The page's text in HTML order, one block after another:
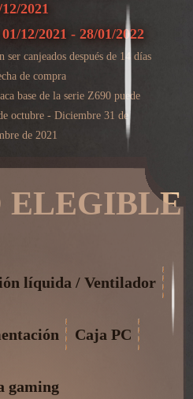
2021
12/2021 - 28/01/2022
ser canjeados después de 14 días
de compra
base de la serie Z690 puede
octubre - Diciembre 31 de
de 2021
ELEGIBLE
líquida / Ventilador
Caja PC
gaming